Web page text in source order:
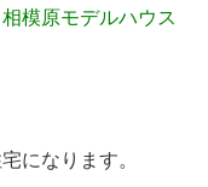
相模原モデルハウス
になります。